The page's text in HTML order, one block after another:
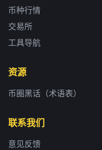
币种行情
交易所
工具导航
资源
币圈黑话（术语表）
联系我们
意见反馈